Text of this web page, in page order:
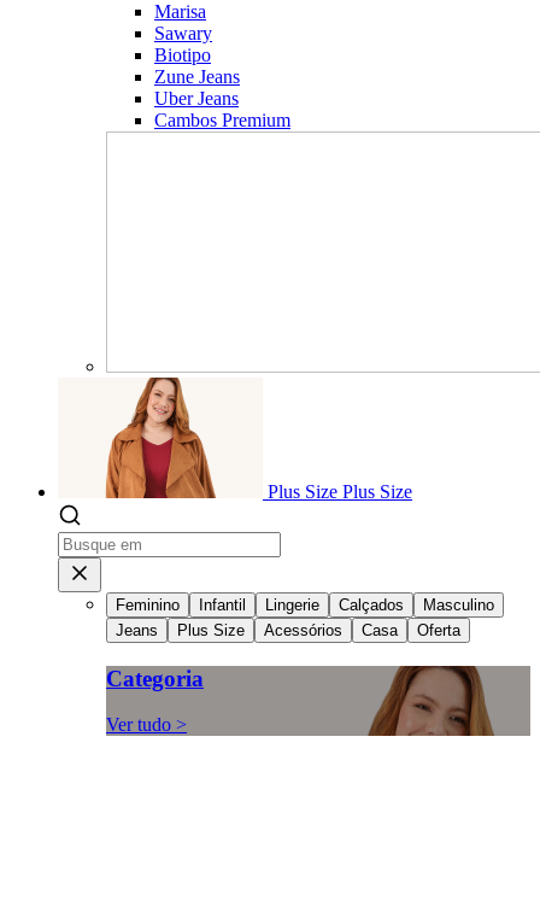
Marisa
Sawary
Biotipo
Zune Jeans
Uber Jeans
Cambos Premium
Plus Size Plus Size
Feminino Infantil Lingerie Calçados
Masculino
Jeans
Plus Size Acessórios Casa Oferta
Categoria
Ver tudo >